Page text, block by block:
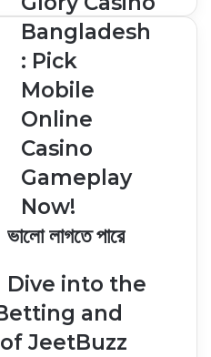
Bangladesh
: Pick
Mobile
Online
Casino
Gameplay
Now!
ভালো লাগতে পারে
Dive into the
and
JeetBuzz